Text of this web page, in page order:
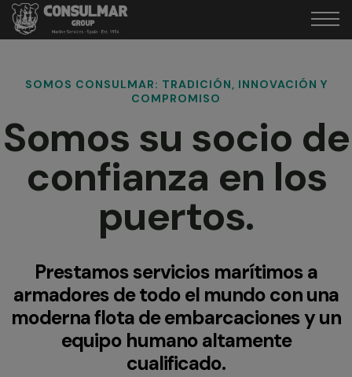
SOMOS CONSULMAR: TRADICIÓN, INNOVACIÓN Y
COMPROMISO
Somos su socio de
confianza en los
puertos.
Prestamos servicios marítimos a
armadores de todo el mundo con una
moderna flota de embarcaciones y un
equipo humano altamente
cualificado.